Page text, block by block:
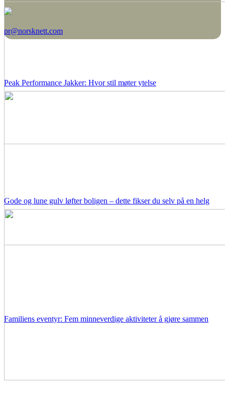
Peak Performance Jakker: Hvor stil møter ytelse
Gode og lune gulv løfter boligen – dette fikser du selv på en helg
Familiens eventyr: Fem minneverdige aktiviteter å gjøre sammen
pr@norsknett.com